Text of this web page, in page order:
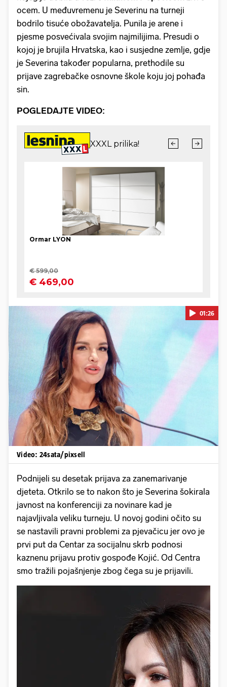
ocem. U međuvremenu je Severinu na turneji
bodrilo tisuće obožavatelja. Punila je arene i
pjesme posvećivala svojim najmilijima. Presudi o
kojoj je brujila Hrvatska, kao i susjedne zemlje, gdje
je Severina također popularna, prethodile su
prijave zagrebačke osnovne škole koju joj pohađa
sin.
POGLEDAJTE VIDEO:
Pokretanje videa...
01:26
Video: 24sata/pixsell
Podnijeli su desetak prijava za zanemarivanje
djeteta. Otkrilo se to nakon što je Severina šokirala
javnost na konferenciji za novinare kad je
najavljivala veliku turneju. U novoj godini očito su
se nastavili pravni problemi za pjevačicu jer ovo je
prvi put da Centar za socijalnu skrb podnosi
kaznenu prijavu protiv gospođe Kojić. Od Centra
smo tražili pojašnjenje zbog čega su je prijavili.